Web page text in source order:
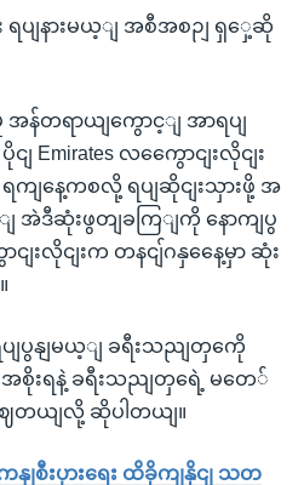
း ရပျနားမယ့ျ အစီအစဉျ ရှှေ့ဆို
အန်တရာယျကွောင့ျ အာရပျ
ငျ Emirates လကွေောငျးလိုငျး
ျနေ့ကစလို့ ရပျဆိုငျးသှားဖို့ အ
ျ အဲဒီဆုံးဖွတျခကြျကို နောကျပွ
ငျးလိုငျးက တနငျ်ဂနှနေေ့မှာ ဆုံး
ျပွနျမယ့ျ ခရီးသညျတှကေို
စိုးရနဲ့ ခရီးသညျတှရေဲ့ မတေ်
ဈတယျလို့ ဆိုပါတယျ။
နျစီးပှားရေး ထိခိုကျနိုငျ သတ